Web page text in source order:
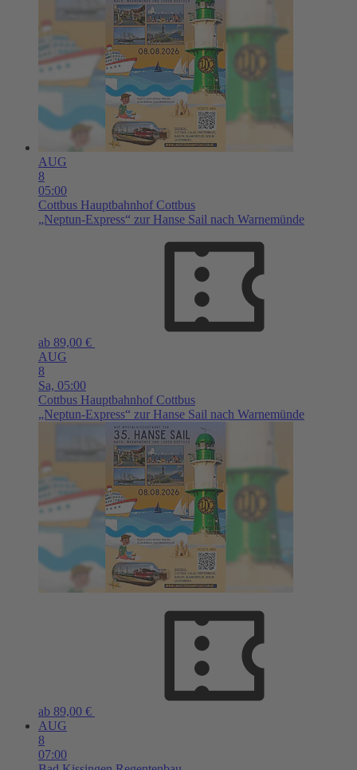
AUG
8
05:00
Cottbus Hauptbahnhof Cottbus
„Neptun-Express“ zur Hanse Sail nach Warnemünde
ab 89,00 €
AUG
8
Sa, 05:00
Cottbus Hauptbahnhof Cottbus
„Neptun-Express“ zur Hanse Sail nach Warnemünde
ab 89,00 €
AUG
8
07:00